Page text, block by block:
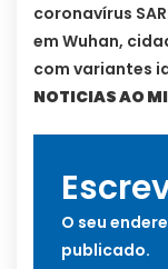
coronavírus
em Wuhan,
com variantes
NOTICIAS AO
O seu
publicado.